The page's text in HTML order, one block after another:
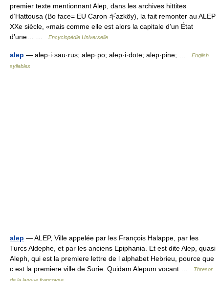
premier texte mentionnant Alep, dans les archives hittites
d’Hattousa (Bo face= EU Caron ギazköy), la fait remonter au ALEP
XXe siècle, «mais comme elle est alors la capitale d’un État
d’une… …
Encyclopédie Universelle
alep — alep·i·sau·rus; alep·po; alep·i·dote; alep·pine; …
English
syllables
alep — ALEP, Ville appelée par les François Halappe, par les
Turcs Aldephe, et par les anciens Epiphania. Et est dite Alep, quasi
Aleph, qui est la premiere lettre de l alphabet Hebrieu, pource que
c est la premiere ville de Surie. Quidam Alepum vocant …
Thresor